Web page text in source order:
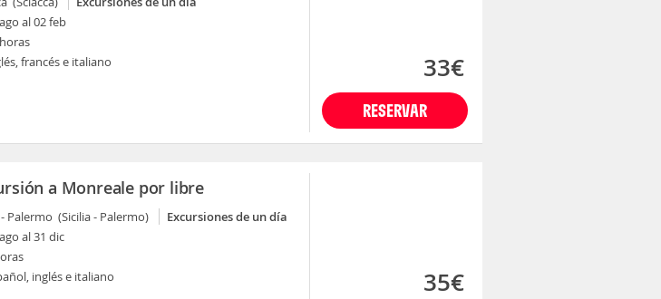
al 02 feb
francés e italiano
RESERVAR
33€
a Monreale por libre
Palermo (Sicilia - Palermo)
Excursiones de un día
al 31 dic
inglés e italiano
35€